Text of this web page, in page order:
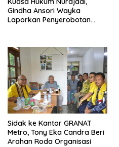
Gindha Ansori Wayka
Laporkan Penyerobotan
‎Sidak ke Kantor GRANAT
Metro, Tony Eka Candra Beri
Arahan Roda Organisasi